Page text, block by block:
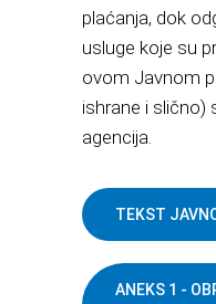
plaćanja, dok
usluge koje su
ovom Javnom
ishrane i slično)
agencija.
TEKST
ANEKS 1 -